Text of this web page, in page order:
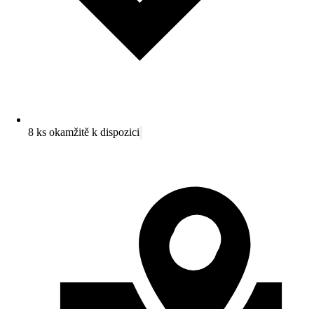
8 ks okamžitě k dispozici